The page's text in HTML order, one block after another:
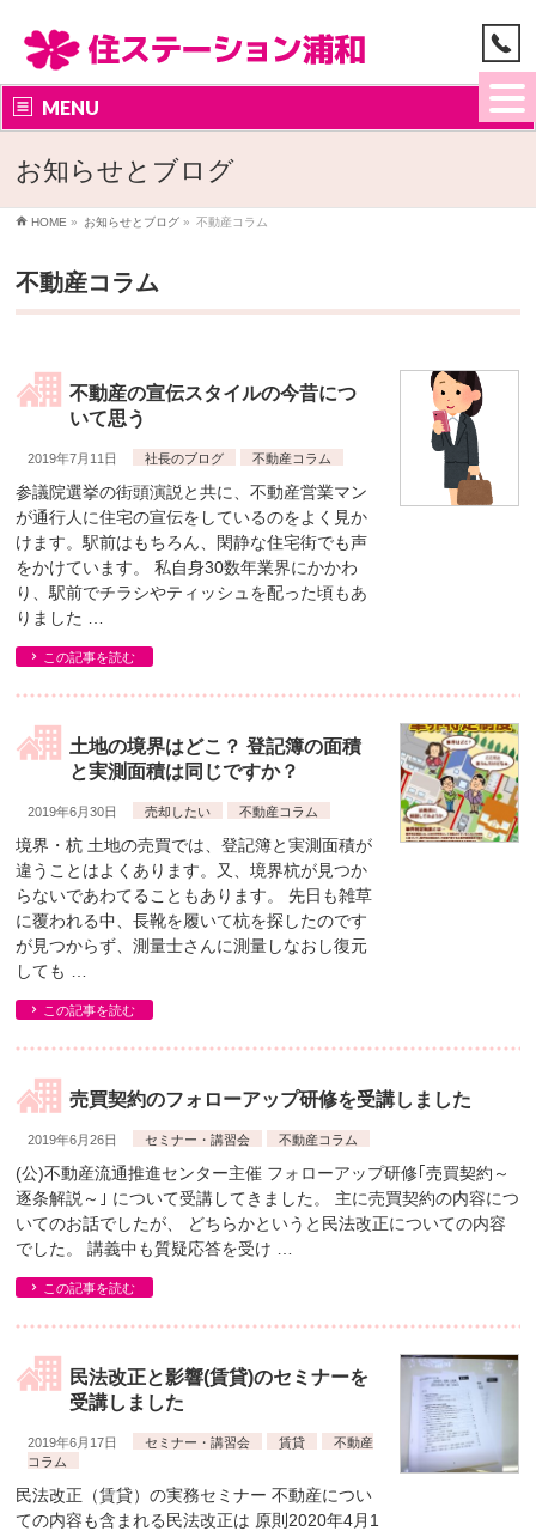
MENU
お知らせとブログ
HOME » お知らせとブログ » 不動産コラム
不動産コラム
不動産の宣伝スタイルの今昔につ
いて思う
2019年7月11日 社長のブログ 不動産コラム
参議院選挙の街頭演説と共に、不動産営業マン
が通行人に住宅の宣伝をしているのをよく見か
けます。駅前はもちろん、閑静な住宅街でも声
をかけています。 私自身30数年業界にかかわ
り、駅前でチラシやティッシュを配った頃もあ
りました …
この記事を読む
土地の境界はどこ？ 登記簿の面積
と実測面積は同じですか？
2019年6月30日 売却したい 不動産コラム
境界・杭 土地の売買では、登記簿と実測面積が
違うことはよくあります。又、境界杭が見つか
らないであわてることもあります。 先日も雑草
に覆われる中、長靴を履いて杭を探したのです
が見つからず、測量士さんに測量しなおし復元
しても …
この記事を読む
売買契約のフォローアップ研修を受講しました
2019年6月26日 セミナー・講習会 不動産コラム
(公)不動産流通推進センター主催 フォローアップ研修｢売買契約～
逐条解説～｣ について受講してきました。 主に売買契約の内容につ
いてのお話でしたが、 どちらかというと民法改正についての内容
でした。 講義中も質疑応答を受け …
この記事を読む
民法改正と影響(賃貸)のセミナーを
受講しました
2019年6月17日 セミナー・講習会 賃貸
不動産
コラム
民法改正（賃貸）の実務セミナー 不動産につい
ての内容も含まれる民法改正は 原則2020年4月1